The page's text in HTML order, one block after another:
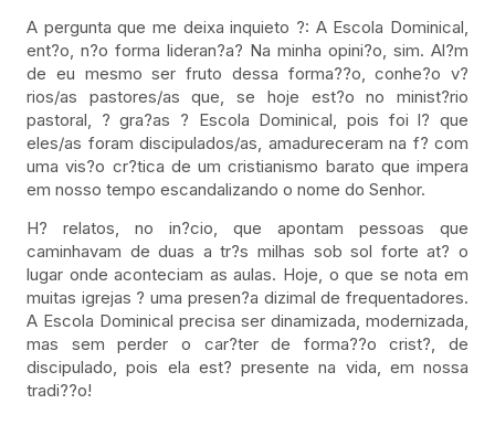
A pergunta que me deixa inquieto ?: A Escola Dominical,
ent?o, n?o forma lideran?a? Na minha opini?o, sim. Al?m
de eu mesmo ser fruto dessa forma??o, conhe?o v?
rios/as pastores/as que, se hoje est?o no minist?rio
pastoral, ? gra?as ? Escola Dominical, pois foi l? que
eles/as foram discipulados/as, amadureceram na f? com
uma vis?o cr?tica de um cristianismo barato que impera
em nosso tempo escandalizando o nome do Senhor.
H? relatos, no in?cio, que apontam pessoas que
caminhavam de duas a tr?s milhas sob sol forte at? o
lugar onde aconteciam as aulas. Hoje, o que se nota em
muitas igrejas ? uma presen?a dizimal de frequentadores.
A Escola Dominical precisa ser dinamizada, modernizada,
mas sem perder o car?ter de forma??o crist?, de
discipulado, pois ela est? presente na vida, em nossa
tradi??o!